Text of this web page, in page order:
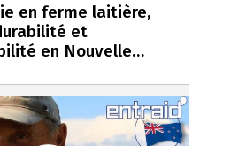
en ferme laitière,
et
en Nouvelle…